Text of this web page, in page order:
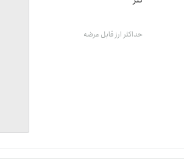
حداکثر ارز قابل عرضه